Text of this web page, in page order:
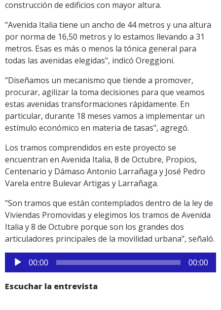
construcción de edificios con mayor altura.
"Avenida Italia tiene un ancho de 44 metros y una altura
por norma de 16,50 metros y lo estamos llevando a 31
metros. Esas es más o menos la tónica general para
todas las avenidas elegidas", indicó Oreggioni.
"Diseñamos un mecanismo que tiende a promover,
procurar, agilizar la toma decisiones para que veamos
estas avenidas transformaciones rápidamente. En
particular, durante 18 meses vamos a implementar un
estímulo económico en materia de tasas", agregó.
Los tramos comprendidos en este proyecto se
encuentran en Avenida Italia, 8 de Octubre, Propios,
Centenario y Dámaso Antonio Larrañaga y José Pedro
Varela entre Bulevar Artigas y Larrañaga.
"Son tramos que están contemplados dentro de la ley de
Viviendas Promovidas y elegimos los tramos de Avenida
Italia y 8 de Octubre porque son los grandes dos
articuladores principales de la movilidad urbana", señaló.
Reproductor
de
audio
00:00 00:00
Escuchar la entrevista